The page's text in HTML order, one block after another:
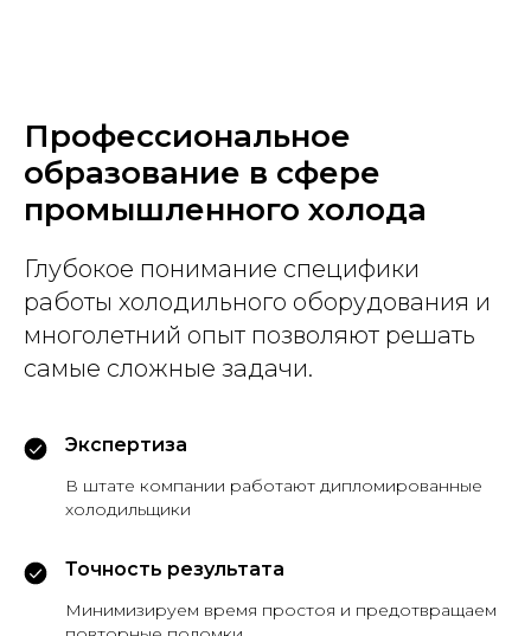
Профессиональное
образование в сфере
промышленного холода
Глубокое понимание специфики
работы холодильного оборудования и
многолетний опыт позволяют решать
самые сложные задачи.
Экспертиза
В штате компании работают дипломированные
холодильщики
Точность результата
Минимизируем время простоя и предотвращаем